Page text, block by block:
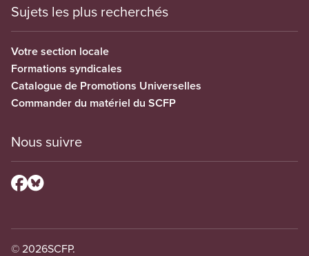
Sujets les plus recherchés
Votre section locale
Formations syndicales
Catalogue de Promotions Universelles
Commander du matériel du SCFP
Nous suivre
© 2026SCFP.